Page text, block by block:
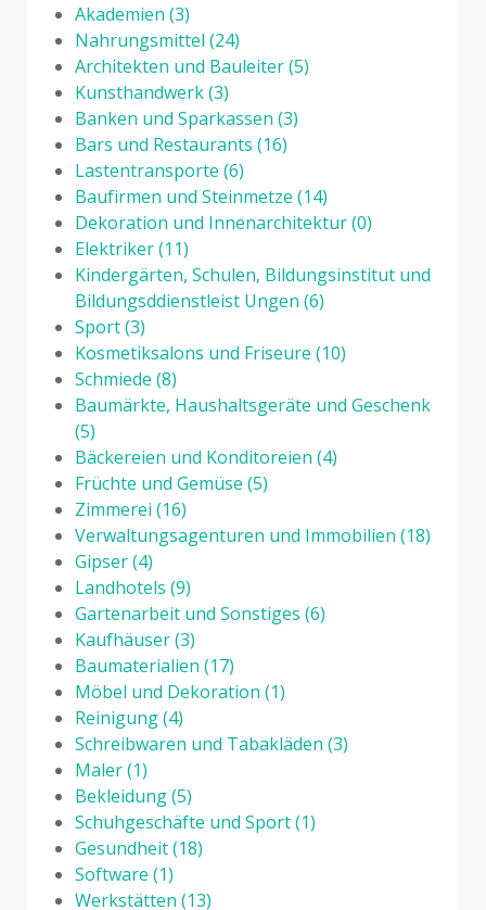
Akademien (3)
Nahrungsmittel (24)
Architekten und Bauleiter(5)
Kunsthandwerk(3)
Banken und Sparkassen (3)
Bars und Restaurants (16)
Lastentransporte (6)
Baufirmen und Steinmetze (14)
Dekoration und Innenarchitektur(0)
Elektriker(11)
Kindergärten, Schulen, Bildungsinstitut und
Bildungsddienstleist Ungen (6)
Sport(3)
Kosmetiksalons und Friseure (10)
Schmiede (8)
Baumärkte, Haushaltsgeräte und Geschenk
(5)
Bäckereien und Konditoreien (4)
Früchte und Gemüse (5)
Zimmerei (16)
Verwaltungsagenturen und Immobilien (18)
Gipser(4)
Landhotels (9)
Gartenarbeit und Sonstiges (6)
Kaufhäuser(3)
Baumaterialien (17)
Möbel und Dekoration (1)
Reinigung(4)
Schreibwaren und Tabakläden (3)
Maler(1)
Bekleidung(5)
Schuhgeschäfte und Sport(1)
Gesundheit(18)
Software (1)
Werkstätten (13)